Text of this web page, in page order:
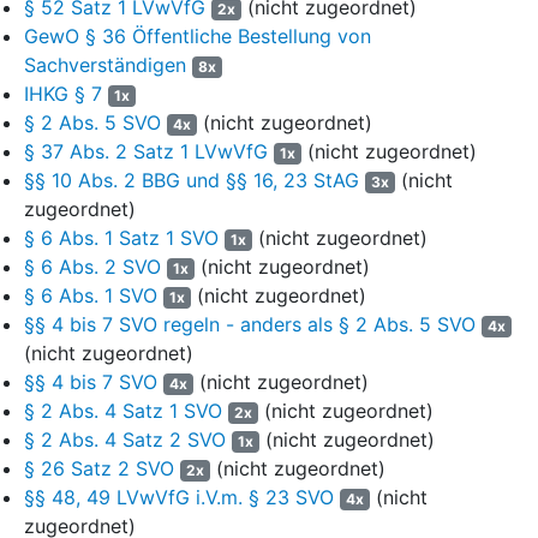
3
Mit formlosem Schreiben vom 13.09.2006 wurde
die Antragstellerin von der Antragsgegnerin darauf
hingewiesen, dass die Erstbestellung am 09.07.2007
auslaufe und eine weitere Bestellung beantragt
werden könne. Diesen Antrag stellte die
Antragstellerin mit Schreiben vom 11.11.2006. Mit
formlosem Schreiben vom 15.06.2007 teilte die
Antragsgegnerin der Antragstellerin mit, dass sie für
weitere fünf Jahre öffentlich bestellt werden könne.
Ausweislich der - von der Antragsgegnerin an die
Antragstellerin übersandten und von dieser zurück
übersandten - „Niederschrift über die
Wiederbestellung als Sachverständige“ vom
15.06.2007 wurde die Antragstellerin als
Sachverständige für das Fachgebiet „Schäden an
Gebäuden“ ab 09.07.2007 für weitere fünf Jahre
öffentlich bestellt. Eine Bestellungsurkunde wurde
nicht ausgehändigt.
§ 52 Satz 1 LVwVfG 2x (nicht zugeordnet)
GewO § 36 Öffentliche Bestellung von
Sachverständigen
8x
IHKG § 7 1x
§ 2 Abs. 5 SVO 4x (nicht zugeordnet)
§ 37 Abs. 2 Satz 1 LVwVfG
1x (nicht zugeordnet)
§§ 10 Abs. 2 BBG und §§ 16, 23 StAG
3x (nicht
zugeordnet)
§ 6 Abs. 1 Satz 1 SVO
1x (nicht zugeordnet)
§ 6 Abs. 2 SVO
1x (nicht zugeordnet)
§ 6 Abs. 1 SVO
1x (nicht zugeordnet)
§§ 4 bis 7 SVO regeln - anders als § 2 Abs. 5 SVO
4x
(nicht zugeordnet)
§§ 4 bis 7 SVO
4x (nicht zugeordnet)
§ 2 Abs. 4 Satz 1 SVO
2x (nicht zugeordnet)
§ 2 Abs. 4 Satz 2 SVO
1x (nicht zugeordnet)
§ 26 Satz 2 SVO
2x (nicht zugeordnet)
§§ 48, 49 LVwVfG i.V.m. § 23 SVO
4x (nicht
zugeordnet)